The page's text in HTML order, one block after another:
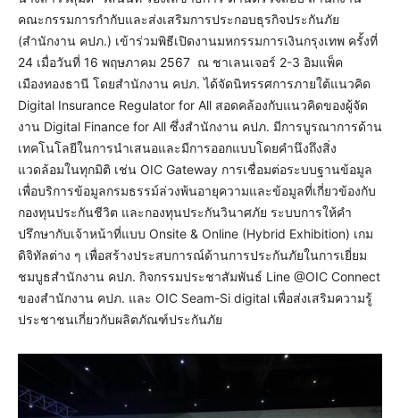
คณะกรรมการกำกับและส่งเสริมการประกอบธุรกิจประกันภัย
(สำนักงาน คปภ.) เข้าร่วมพิธีเปิดงานมหกรรมการเงินกรุงเทพ ครั้งที่
24 เมื่อวันที่ 16 พฤษภาคม 2567 ณ ชาเลนเจอร์ 2-3 อิมแพ็ค
เมืองทองธานี โดยสำนักงาน คปภ. ได้จัดนิทรรศการภายใต้แนวคิด
Digital Insurance Regulator for All สอดคล้องกับแนวคิดของผู้จัด
งาน Digital Finance for All ซึ่งสำนักงาน คปภ. มีการบูรณาการด้าน
เทคโนโลยีในการนำเสนอและมีการออกแบบโดยคำนึงถึงสิ่ง
แวดล้อมในทุกมิติ เช่น OIC Gateway การเชื่อมต่อระบบฐานข้อมูล
เพื่อบริการข้อมูลกรมธรรม์ล่วงพ้นอายุความและข้อมูลที่เกี่ยวข้องกับ
กองทุนประกันชีวิต และกองทุนประกันวินาศภัย ระบบการให้คำ
ปรึกษากับเจ้าหน้าที่แบบ Onsite & Online (Hybrid Exhibition) เกม
ดิจิทัลต่าง ๆ เพื่อสร้างประสบการณ์ด้านการประกันภัยในการเยี่ยม
ชมบูธสำนักงาน คปภ. กิจกรรมประชาสัมพันธ์ Line @OIC Connect
ของสำนักงาน คปภ. และ OIC Seam-Si digital เพื่อส่งเสริมความรู้
ประชาชนเกี่ยวกับผลิตภัณฑ์ประกันภัย